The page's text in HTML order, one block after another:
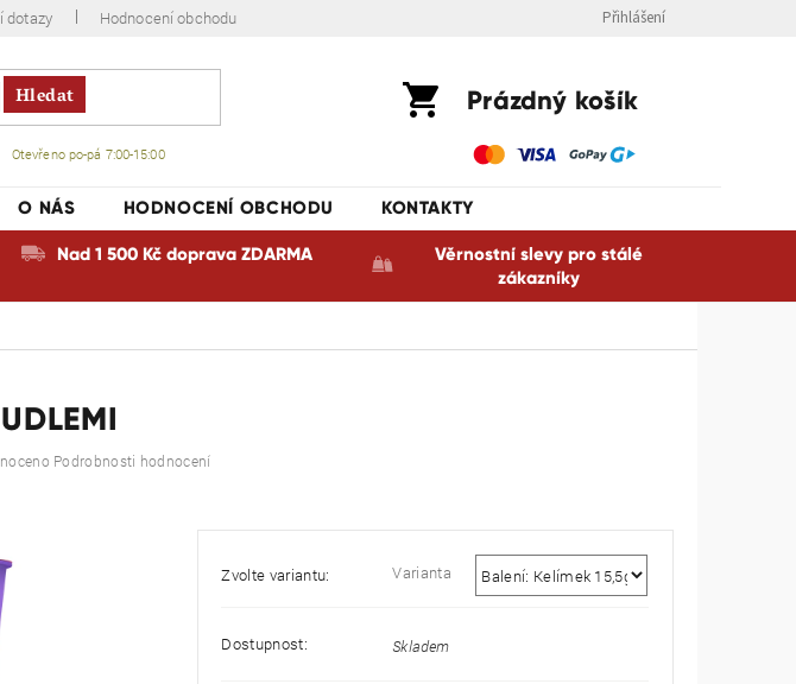
dotazy Hodnocení obchodu Přihlášení
Hledat
Nákupní
Prázdný košík
Otevřeno po-pá 7:00-15:00
O NÁS HODNOCENÍ OBCHODU KONTAKTY
Nad 1 500 Kč doprava ZDARMA
Věrnostní slevy pro stálé
zákazníky
Podrobnosti hodnocení
Zvolte variantu: Varianta
Dostupnost: Skladem